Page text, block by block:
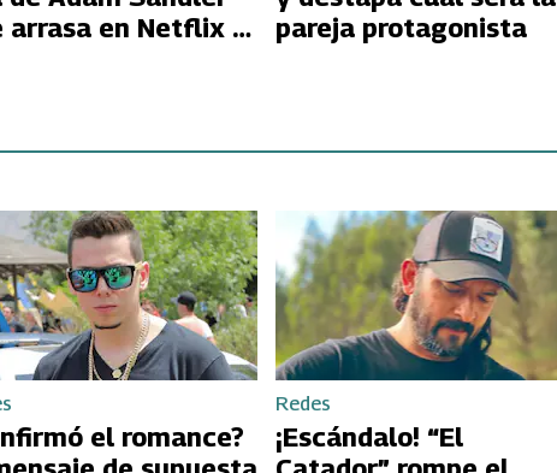
arrasa en Netflix y
pareja protagonista
el romance?
Redes
¡Escándalo! “El